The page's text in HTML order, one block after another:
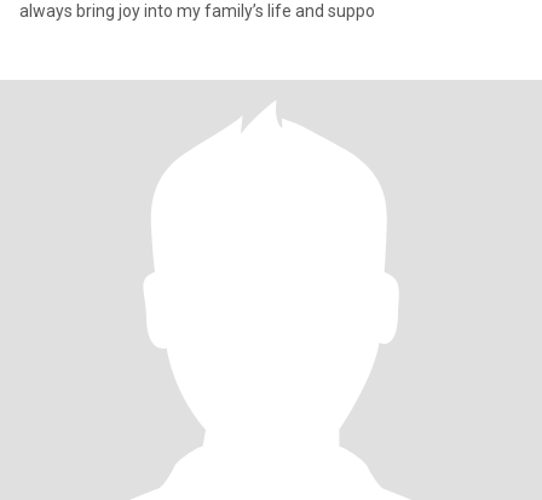
always bring joy into my family’s life and suppo